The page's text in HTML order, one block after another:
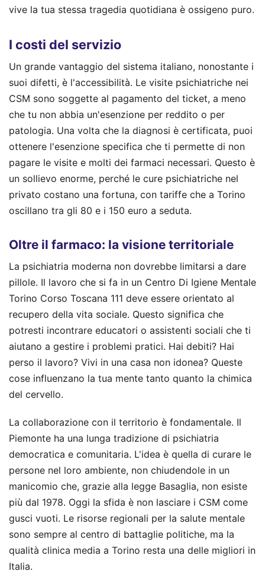
vive la tua stessa tragedia quotidiana è ossigeno puro.
I costi del servizio
Un grande vantaggio del sistema italiano, nonostante i
suoi difetti, è l'accessibilità. Le visite psichiatriche nei
CSM sono soggette al pagamento del ticket, a meno
che tu non abbia un'esenzione per reddito o per
patologia. Una volta che la diagnosi è certificata, puoi
ottenere l'esenzione specifica che ti permette di non
pagare le visite e molti dei farmaci necessari. Questo è
un sollievo enorme, perché le cure psichiatriche nel
privato costano una fortuna, con tariffe che a Torino
oscillano tra gli 80 e i 150 euro a seduta.
Oltre il farmaco: la visione territoriale
La psichiatria moderna non dovrebbe limitarsi a dare
pillole. Il lavoro che si fa in un Centro Di Igiene Mentale
Torino Corso Toscana 111 deve essere orientato al
recupero della vita sociale. Questo significa che
potresti incontrare educatori o assistenti sociali che ti
aiutano a gestire i problemi pratici. Hai debiti? Hai
perso il lavoro? Vivi in una casa non idonea? Queste
cose influenzano la tua mente tanto quanto la chimica
del cervello.
La collaborazione con il territorio è fondamentale. Il
Piemonte ha una lunga tradizione di psichiatria
democratica e comunitaria. L'idea è quella di curare le
persone nel loro ambiente, non chiudendole in un
manicomio che, grazie alla legge Basaglia, non esiste
più dal 1978. Oggi la sfida è non lasciare i CSM come
gusci vuoti. Le risorse regionali per la salute mentale
sono sempre al centro di battaglie politiche, ma la
qualità clinica media a Torino resta una delle migliori in
Italia.